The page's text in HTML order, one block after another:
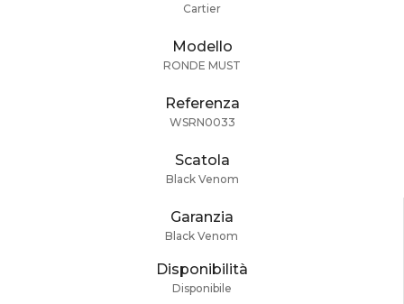
Cartier
Modello
RONDE MUST
Referenza
WSRN0033
Scatola
Black Venom
Garanzia
Black Venom
Disponibilità
Disponibile